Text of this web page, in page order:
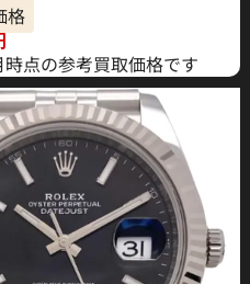
格
点の参考買取価格です